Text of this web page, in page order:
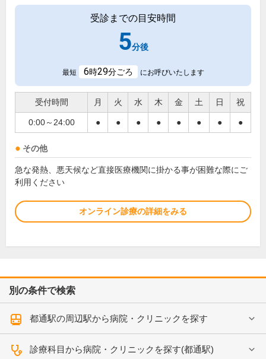
受診までの目安時間
5分後
最短 6時29分ごろ にお呼びいたします
受付時間 月 火 水 木 金 土 日 祝
0:00～24:00 ● ● ● ● ● ● ● ●
その他
急な発熱、悪天候など直接医療機関に掛かる事が困難な際にご
利用ください
オンライン診療の詳細をみる
別の条件で検索
都通駅の周辺駅から病院・クリニックを探す
診療科目から病院・クリニックを探す(都通駅)